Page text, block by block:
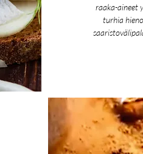
raaka-aineet
turhia